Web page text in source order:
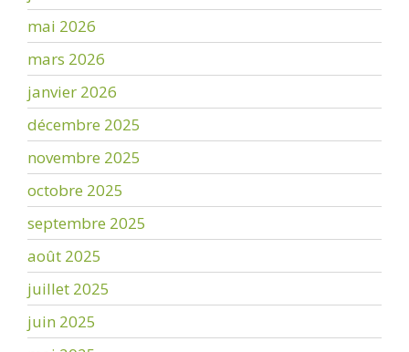
mai 2026
mars 2026
janvier 2026
décembre 2025
novembre 2025
octobre 2025
septembre 2025
août 2025
juillet 2025
juin 2025